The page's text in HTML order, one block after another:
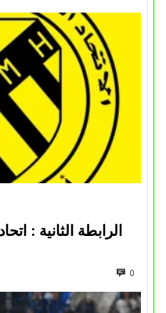
الرابطة الثانية :
0